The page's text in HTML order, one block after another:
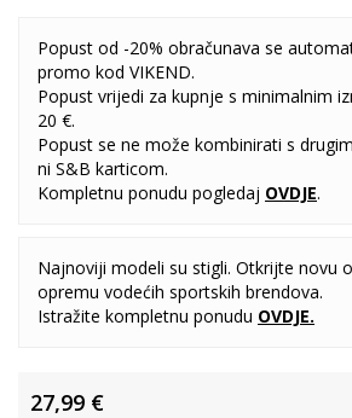
Popust od -20% obračunava se
promo kod VIKEND.
Popust vrijedi za kupnje s minimalnim
20 €.
Popust se ne može kombinirati s
ni S&B karticom.
Kompletnu ponudu pogledaj OVDJE.
Najnoviji modeli su stigli. Otkrijte novu
opremu vodećih sportskih brendova.
Istražite kompletnu ponudu OVDJE.
27,99 €